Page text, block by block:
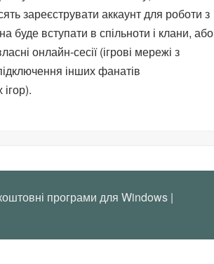
зареєструвати аккаунт для роботи з
буде вступати в спільноти і клани, або
онлайн-сесії (ігрові мережі з
інших фанатів
програми для Windows |